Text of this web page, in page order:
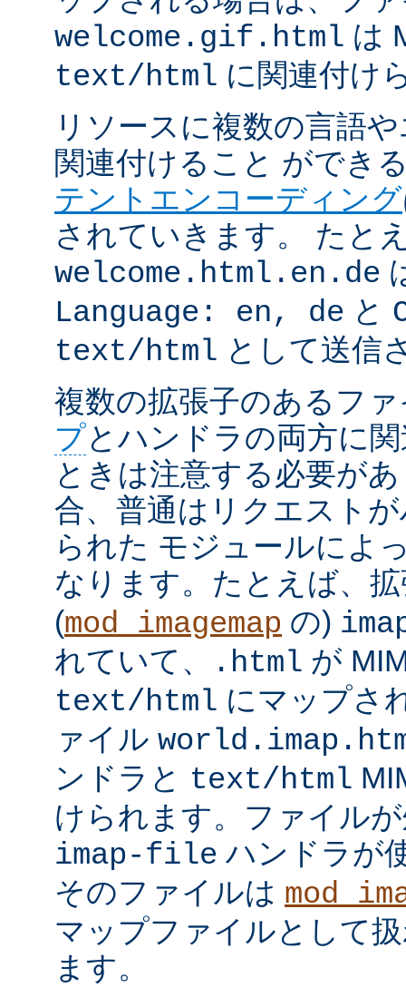
welcome.gif.html は
text/html に関連付け
リソースに複数の言語
関連付けること ができ
テントエンコーディング
されていきます。 たと
welcome.html.en.de
Language: en, de と
text/html として送信
複数の拡張子のあるフ
プとハンドラの両方に
ときは注意する必要が
合、普通はリクエスト
られた モジュールによ
なります。たとえば、
(mod_imagemap の)
れていて、
.html が
text/html にマップさ
ァイル
ンドラと text/html
けられます。ファイル
imap-file ハンドラが
そのファイルは
マップファイルとして
ます。